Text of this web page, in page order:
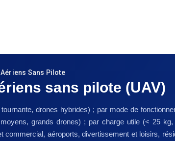
Sans Pilote
sans pilote (UAV)
drones hybrides) ; par mode de
grands drones) ; par charge utile (< 25
commercial, aéroports, divertissement et loisirs,